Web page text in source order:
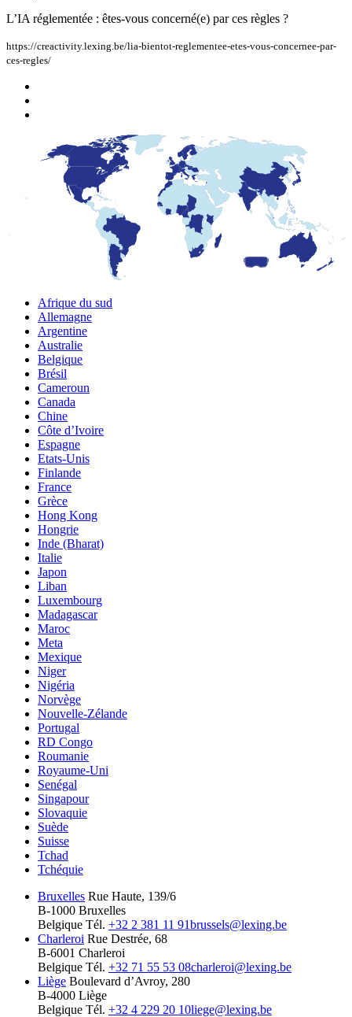
L’IA réglementée : êtes-vous concerné(e) par ces règles ?
https://creactivity.lexing.be/lia-bientot-reglementee-etes-vous-concernee-par-
ces-regles/
Afrique du sud
Allemagne
Argentine
Australie
Belgique
Brésil
Cameroun
Canada
Chine
Côte d’Ivoire
Espagne
Etats-Unis
Finlande
France
Grèce
Hong Kong
Hongrie
Inde (Bharat)
Italie
Japon
Liban
Luxembourg
Madagascar
Maroc
Meta
Mexique
Niger
Nigéria
Norvège
Nouvelle-Zélande
Portugal
RD Congo
Roumanie
Royaume-Uni
Senégal
Singapour
Slovaquie
Suède
Suisse
Tchad
Tchéquie
Bruxelles Rue Haute, 139/6
B-1000 Bruxelles
Belgique Tél. +32 2 381 11 91brussels@lexing.be
Charleroi Rue Destrée, 68
B-6001 Charleroi
Belgique Tél. +32 71 55 53 08charleroi@lexing.be
Liège Boulevard d’Avroy, 280
B-4000 Liège
Belgique Tél. +32 4 229 20 10liege@lexing.be